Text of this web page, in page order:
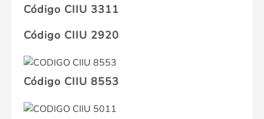
Código CIIU 3311
Código CIIU 2920
Código CIIU 8553